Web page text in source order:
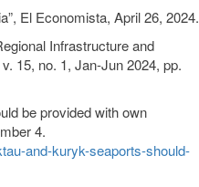
El Economista, April 26, 2024.
Infrastructure and
15, no. 1, Jan-Jun 2024, pp.
be provided with own
4.
and-kuryk-seaports-should-